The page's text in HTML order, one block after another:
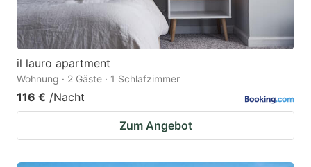
il lauro apartment
Wohnung · 2 Gäste · 1 Schlafzimmer
116 € /Nacht
Zum Angebot